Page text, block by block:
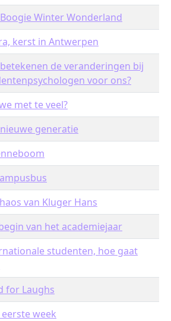
Winter Wonderland
kerst in Antwerpen
de veranderingen bij
voor ons?
met te veel?
generatie
van Kluger Hans
van het academiejaar
studenten, hoe gaat
for Laughs
eerste week